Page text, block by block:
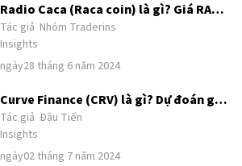
Radio Caca (Raca coin) là gì? Giá RACA
token bao nhiêu? Đồng RACA có tiềm
năng không?
Tác giả Nhóm Traderins
Insights
ngày28 tháng 6 năm 2024
Curve Finance (CRV) là gì? Dự đoán giá
CRV trong năm 2024, 2025 và 2026?
Liệu đã là thời điểm tốt để mua CRV
Tác giả Đậu Tiến
Insights
ngày02 tháng 7 năm 2024